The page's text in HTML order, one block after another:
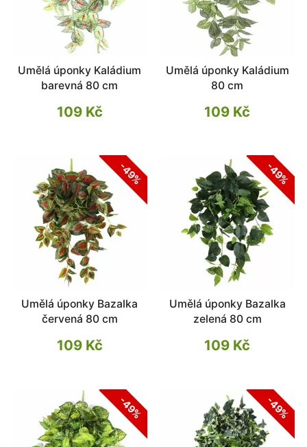
Umělá úponky Kaládium
barevná 80 cm
109 Kč
Umělá úponky Kaládium
80 cm
109 Kč
-49%
Umělá úponky Bazalka
červená 80 cm
109 Kč
-49%
Umělá úponky Bazalka
zelená 80 cm
109 Kč
-49% -49%